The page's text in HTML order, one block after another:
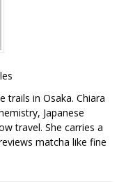
trails in Osaka. Chiara
Japanese
travel. She carries a
matcha like fine